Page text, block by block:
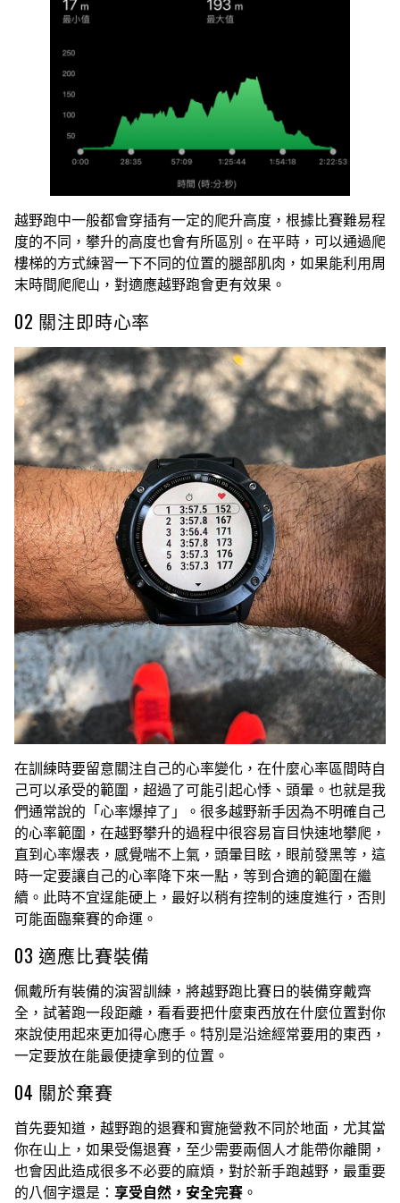
越野跑中一般都會穿插有一定的爬升高度，根據比賽難易程
度的不同，攀升的高度也會有所區別。在平時，可以通過爬
樓梯的方式練習一下不同的位置的腿部肌肉，如果能利用周
末時間爬爬山，對適應越野跑會更有效果。
02 關注即時心率
在訓練時要留意關注自己的心率變化，在什麼心率區間時自
己可以承受的範圍，超過了可能引起心悸、頭暈。也就是我
們通常說的「心率爆掉了」。很多越野新手因為不明確自己
的心率範圍，在越野攀升的過程中很容易盲目快速地攀爬，
直到心率爆表，感覺喘不上氣，頭暈目眩，眼前發黑等，這
時一定要讓自己的心率降下來一點，等到合適的範圍在繼
續。此時不宜逞能硬上，最好以稍有控制的速度進行，否則
可能面臨棄賽的命運。
03 適應比賽裝備
佩戴所有裝備的演習訓練，將越野跑比賽日的裝備穿戴齊
全，試著跑一段距離，看看要把什麼東西放在什麼位置對你
來說使用起來更加得心應手。特別是沿途經常要用的東西，
一定要放在能最便捷拿到的位置。
04 關於棄賽
首先要知道，越野跑的退賽和實施營救不同於地面，尤其當
你在山上，如果受傷退賽，至少需要兩個人才能帶你離開，
也會因此造成很多不必要的麻煩，對於新手跑越野，最重要
的八個字還是： 享受自然，安全完賽 。